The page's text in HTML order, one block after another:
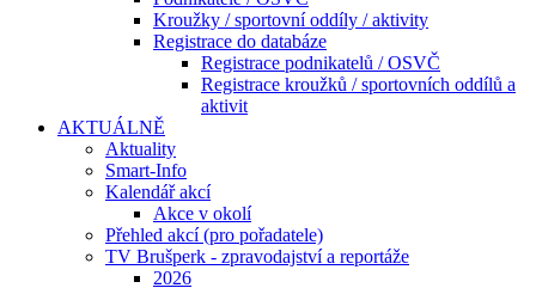
Kroužky / sportovní oddíly / aktivity
Registrace do databáze
Registrace podnikatelů / OSVČ
Registrace kroužků / sportovních oddílů a
aktivit
AKTUÁLNĚ
Aktuality
Smart-Info
Kalendář akcí
Akce v okolí
Přehled akcí (pro pořadatele)
TV Brušperk - zpravodajství a reportáže
2026